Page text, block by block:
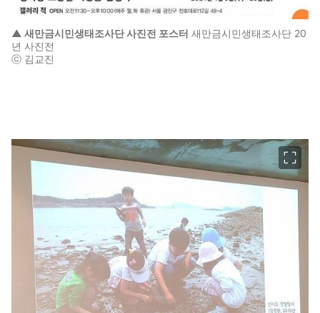
▲ 새만금시민생태조사단 사진전 포스터 새만금시민생태조사단 20
년 사진전
ⓒ 김교진